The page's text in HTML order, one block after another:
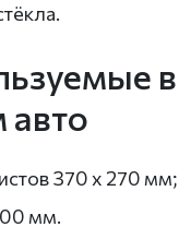
в
авто
370 х 270 мм;
мм.